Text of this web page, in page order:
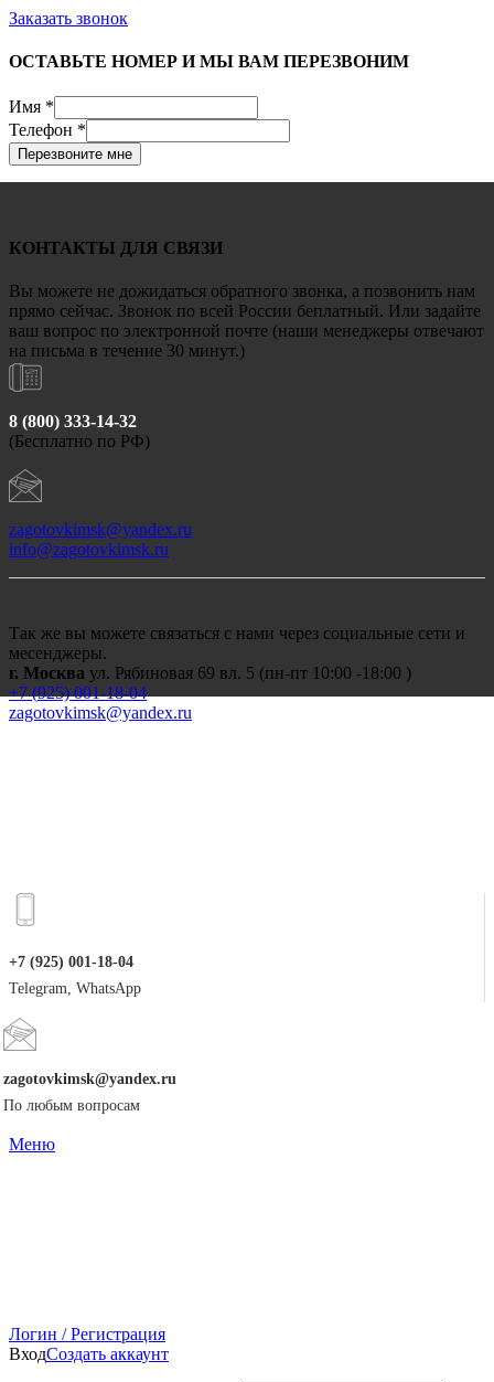
Заказать звонок
ОСТАВЬТЕ НОМЕР И МЫ ВАМ ПЕРЕЗВОНИМ
Имя *
Телефон *
Перезвоните мне
КОНТАКТЫ ДЛЯ СВЯЗИ
Вы можете не дожидаться обратного звонка, а позвонить нам
прямо сейчас. Звонок по всей России беплатный. Или задайте
ваш вопрос по электронной почте (наши менеджеры отвечают
на письма в течение 30 минут.)
8 (800) 333-14-32
(Бесплатно по РФ)
zagotovkimsk@yandex.ru
info@zagotovkimsk.ru
Так же вы можете связаться с нами через социальные сети и
месенджеры.
г. Москва ул. Рябиновая 69 вл. 5 (пн-пт 10:00 -18:00 )
+7 (925) 001-18-04
zagotovkimsk@yandex.ru
+7 (925) 001-18-04
Telegram, WhatsApp
zagotovkimsk@yandex.ru
По любым вопросам
Меню
Логин / Регистрация
ВходСоздать аккаунт